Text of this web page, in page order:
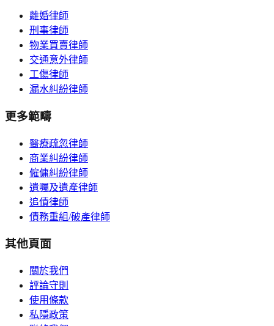
離婚律師
刑事律師
物業買賣律師
交通意外律師
工傷律師
漏水糾紛律師
更多範疇
醫療疏忽律師
商業糾紛律師
僱傭糾紛律師
遺囑及遺產律師
追債律師
債務重組/破產律師
其他頁面
關於我們
評論守則
使用條款
私隱政策